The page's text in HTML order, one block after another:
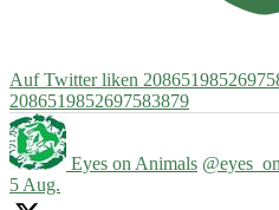
Auf Twitter liken
2086519852697583879
Eyes on Animals
5 Aug.